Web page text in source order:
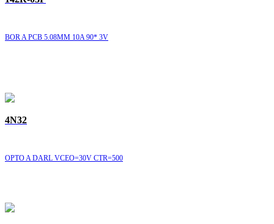
BOR A PCB 5.08MM 10A 90* 3V
4N32
OPTO A DARL VCEO=30V CTR=500